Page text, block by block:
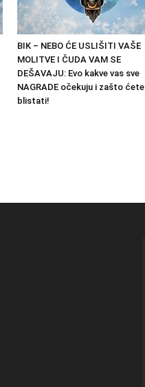
BIK – NEBO ĆE USLIŠITI VAŠE
MOLITVE I ČUDA VAM SE
DEŠAVAJU: Evo kakve vas sve
NAGRADE očekuju i zašto ćete
blistati!